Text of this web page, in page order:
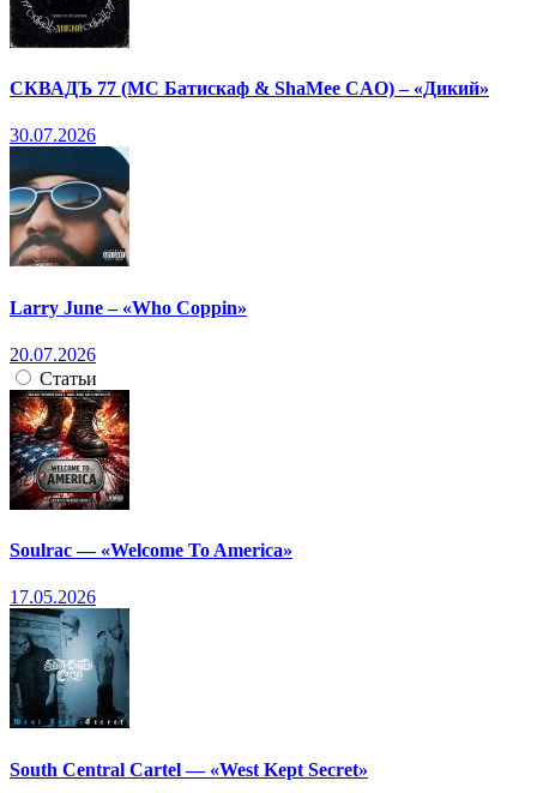
СКВАДЪ 77 (МС Батискаф & ShaMee CAO) – «Дикий»
30.07.2026
Larry June – «Who Coppin»
20.07.2026
Статьи
Soulrac — «Welcome To America»
17.05.2026
South Central Cartel — «West Kept Secret»